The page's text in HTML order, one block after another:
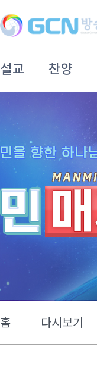
설교 찬양
홈 다시보기